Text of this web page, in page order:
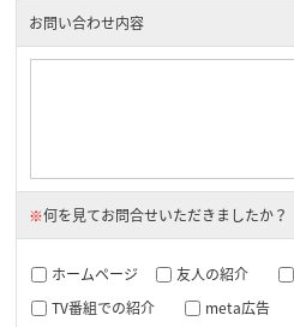
お問い合わせ内容
※何を見てお問合せいただきましたか？
ホームページ 友人の紹介
TV番組での紹介
meta広告